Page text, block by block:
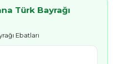
Türk Bayrağı
Ebatları